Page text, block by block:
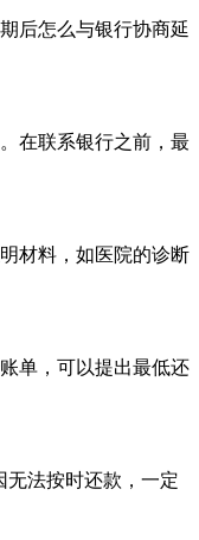
后怎么与银行协商延
在联系银行之前，最
材料，如医院的诊断
单，可以提出最低还
无法按时还款，一定